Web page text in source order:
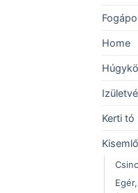
Home
Kerti tó